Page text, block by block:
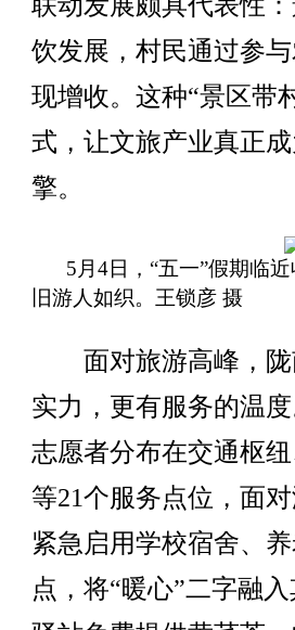
饮发展，村民通过参
现增收。这种“景区带
式，让文旅产业真正
擎。
5月4日，“五一”假期临
旧游人如织。王锁彦 摄
面对旅游高峰，陇
实力，更有服务的温
志愿者分布在交通枢
等21个服务点位，面
紧急启用学校宿舍、
点，将“暖心”二字融